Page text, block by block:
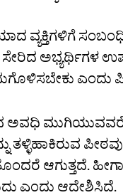
ವ್ಯಕ್ತಿಗಳಿಗೆ
ಸೇರಿದ ಅಭ್ಯರ್ಥಿಗಳ
ಎಂದು
ಮುಗಿಯುವವರೆಗೆ
ಪೀಠವು
ಆಗುತ್ತದೆ.
ಎಂದು ಆದೇಶಿಸಿದೆ.